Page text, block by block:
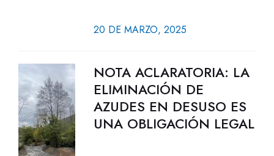
20 DE MARZO, 2025
NOTA ACLARATORIA: LA
ELIMINACIÓN DE
AZUDES EN DESUSO ES
UNA OBLIGACIÓN LEGAL